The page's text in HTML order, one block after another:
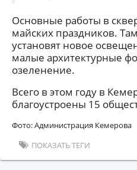
Основные работы в
майских праздников.
установят новое
малые архитектурные
озеленение.
Всего в этом году в
благоустроены 15
Фото: Администрация Кемерова
ПОКАЗАТЬ ТЕГИ